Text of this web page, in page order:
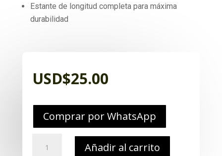
Estante de longitud completa para máxima
durabilidad
USD$25.00
Comprar por WhatsApp
Añadir al carrito